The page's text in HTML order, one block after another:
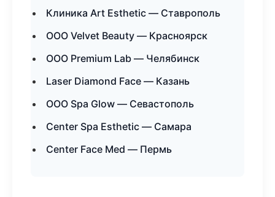
Клиника Art Esthetic — Ставрополь
ООО Velvet Beauty — Красноярск
ООО Premium Lab — Челябинск
Laser Diamond Face — Казань
ООО Spa Glow — Севастополь
Center Spa Esthetic — Самара
Center Face Med — Пермь